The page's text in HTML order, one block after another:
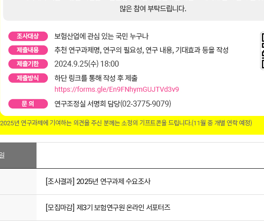
[조사결과] 2025년 연구과제 수요조사
[모집마감] 제3기 보험연구원 온라인 서포터즈